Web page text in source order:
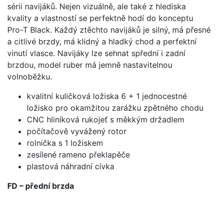
sérii navijáků. Nejen vizuálně, ale také z hlediska
kvality a vlastností se perfektně hodí do konceptu
Pro-T Black. Každý ztěchto navijáků je silný, má přesné
a citlivé brzdy, má klidný a hladký chod a perfektní
vinutí vlasce. Navijáky lze sehnat spřední i zadní
brzdou, model ruber má jemně nastavitelnou
volnoběžku.
kvalitní kuličková ložiska 6 + 1 jednocestné
ložisko pro okamžitou zarážku zpětného chodu
CNC hliníková rukojeť s měkkým držadlem
počítačově vyvážený rotor
rolnička s 1 ložiskem
zesílené rameno překlapěče
plastová náhradní cívka
FD – přední brzda